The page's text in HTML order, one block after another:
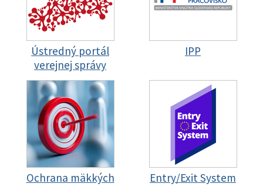
Ústredný portál
verejnej správy
IPP
Ochrana mäkkých
Entry/Exit System